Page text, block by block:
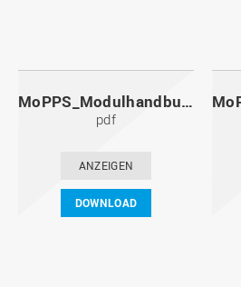
MoPPS_Modulhandbuch_20101201.pdf
pdf
ANZEIGEN
DOWNLOAD